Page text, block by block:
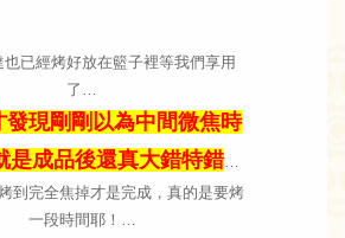
也已經烤好放在籃子裡等我們享用
了…
發現剛剛以為中間微焦時
是成品後還真大錯特錯…
到完全焦掉才是完成，真的是要烤
一段時間耶！…